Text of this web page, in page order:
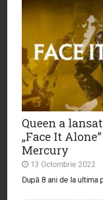
Queen a
„Face It
Mercury
13 Octombrie 2022
După 8 ani de la ultima